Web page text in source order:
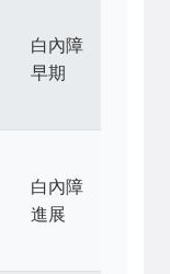
白內障
早期
白內障
進展